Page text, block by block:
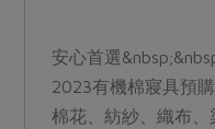
安心首選
2023有機棉寢具預
棉花、紡紗、織布